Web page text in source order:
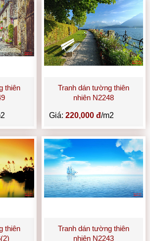
thiên
Tranh dán tường thiên
nhiên N2248
Giá: 220,000 đ/m2
thiên
Tranh dán tường thiên
nhiên N2243